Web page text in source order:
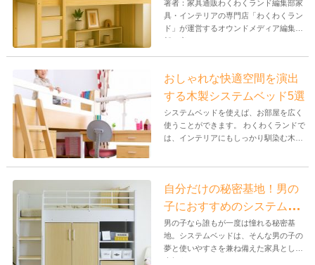
メリットと快適に過ごすた
めのポイントを徹底解説
著者：家具通販わくわくランド編集部家
具・インテリアの専門店「わくわくラン
ド」が運営するオウンドメディア編集
部。家...
おしゃれな快適空間を演出
する木製システムベッド5選
システムベッドを使えば、お部屋を広く
使うことができます。 わくわくランドで
は、インテリアにもしっかり馴染む木製
自分だけの秘密基地！男の
子におすすめのシステムベ
ッド4選
男の子なら誰もが一度は憧れる秘密基
地。システムベッドは、そんな男の子の
夢と使いやすさを兼ね備えた家具として
人気を...